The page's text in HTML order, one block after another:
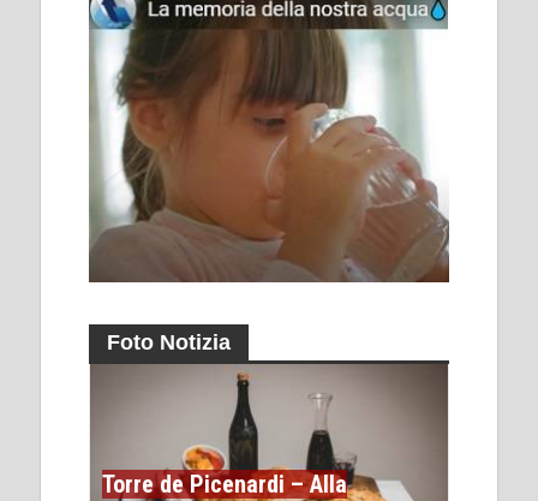
Foto Notizia
Torre de Picenardi – Alla